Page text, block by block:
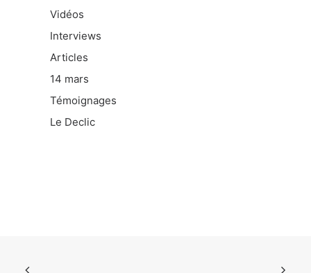
Vidéos
Interviews
Articles
14 mars
Témoignages
Le Declic